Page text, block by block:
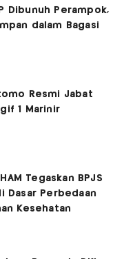
Dibunuh Perampok,
dalam Bagasi
Resmi Jabat
1 Marinir
Tegaskan BPJS
Dasar Perbedaan
Kesehatan